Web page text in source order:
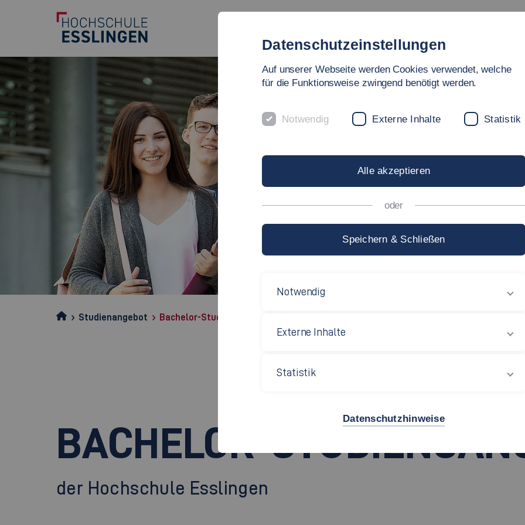
Studienangebot Bachelor-Studiengänge
BACHELOR-
der Hochschule Esslingen
Datenschutzeinstellungen
Auf unserer Webseite werden Cookies verwendet, welche
für die Funktionsweise zwingend benötigt werden.
Notwendig Externe Inhalte Statistik
Alle akzeptieren
oder
Speichern & Schließen
Notwendig
Externe Inhalte
Statistik
Datenschutzhinweise